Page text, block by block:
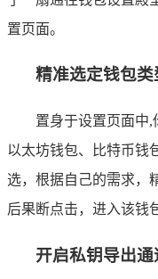
置页面。
精准选定钱包类
置身于设置页面中,
以太坊钱包、比特币钱
选，根据自己的需求，
后果断点击，进入该钱
开启私钥导出通